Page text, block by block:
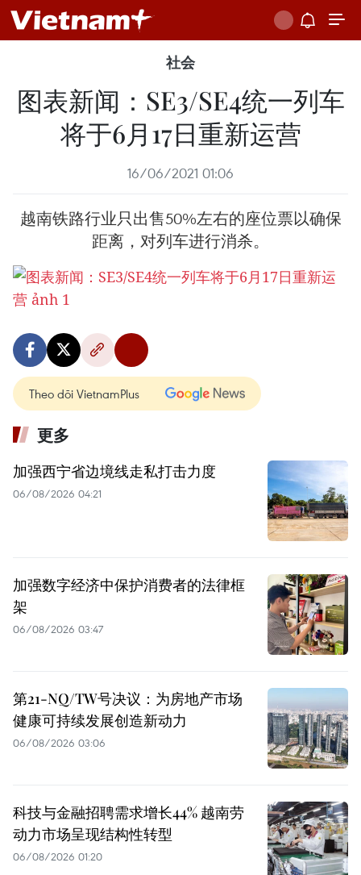
社会
图表新闻：SE3/SE4统一列车
将于6月17日重新运营
16/06/2021 01:06
越南铁路行业只出售50%左右的座位票以确保
距离，对列车进行消杀。
Theo dõi VietnamPlus
更多
加强西宁省边境线走私打击力度
06/08/2026 04:21
加强数字经济中保护消费者的法律框
架
06/08/2026 03:47
第21-NQ/TW号决议：为房地产市场
健康可持续发展创造新动力
06/08/2026 03:06
科技与金融招聘需求增长44% 越南劳
动力市场呈现结构性转型
06/08/2026 01:20